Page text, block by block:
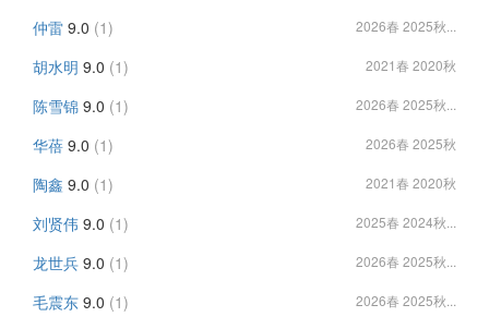
仲雷 9.0 (1) 2026春 2025秋...
胡水明 9.0 (1) 2021春 2020秋
陈雪锦 9.0 (1) 2026春 2025秋...
华蓓 9.0 (1) 2026春 2025秋
陶鑫 9.0 (1) 2021春 2020秋
刘贤伟 9.0 (1) 2025春 2024秋...
龙世兵 9.0 (1) 2026春 2025秋...
毛震东 9.0 (1) 2026春 2025秋...